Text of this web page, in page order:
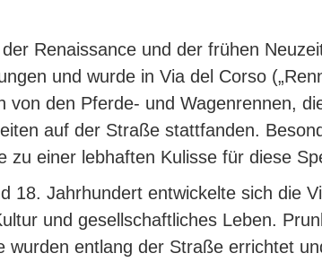
Renaissance und der frühen
und wurde in Via del Corso
von den Pferde- und Wagenrennen,
auf der Straße stattfanden.
zu einer lebhaften Kulisse für diese
18. Jahrhundert entwickelte sich die
und gesellschaftliches Leben.
wurden entlang der Straße errichtet